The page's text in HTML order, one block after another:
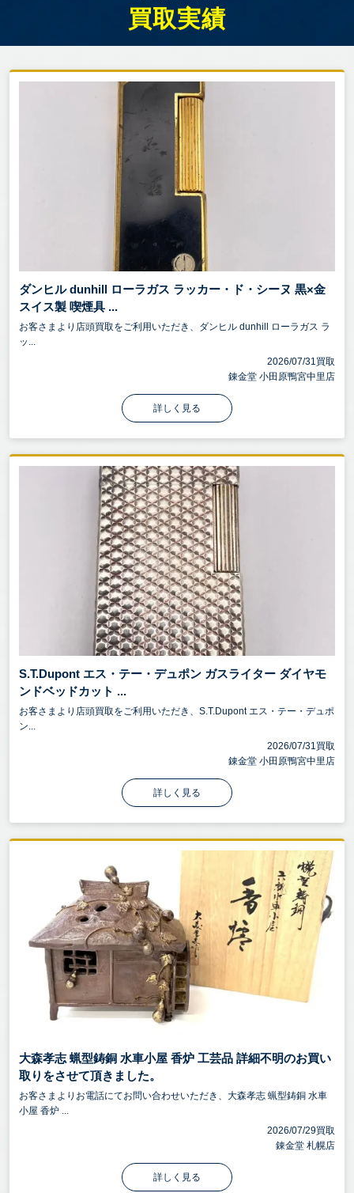
買取実績
ダンヒル dunhill ローラガス ラッカー・ド・シーヌ 黒×金
スイス製 喫煙具 ...
お客さまより店頭買取をご利用いただき、ダンヒル dunhill ローラガス ラ
ッ...
2026/07/31買取
錬金堂 小田原鴨宮中里店
詳しく見る
S.T.Dupont エス・テー・デュポン ガスライター ダイヤモ
ンドベッドカット ...
お客さまより店頭買取をご利用いただき、S.T.Dupont エス・テー・デュポ
ン...
2026/07/31買取
錬金堂 小田原鴨宮中里店
詳しく見る
大森孝志 蝋型鋳銅 水車小屋 香炉 工芸品 詳細不明のお買い
取りをさせて頂きました。
お客さまよりお電話にてお問い合わせいただき、大森孝志 蝋型鋳銅 水車
小屋 香炉 ...
2026/07/29買取
錬金堂 札幌店
詳しく見る